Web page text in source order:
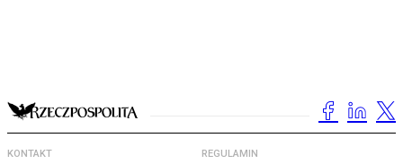
KONTAKT REGULAMIN